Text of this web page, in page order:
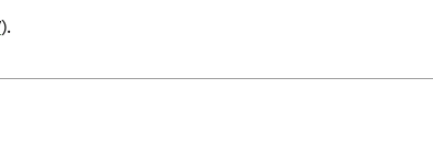
).